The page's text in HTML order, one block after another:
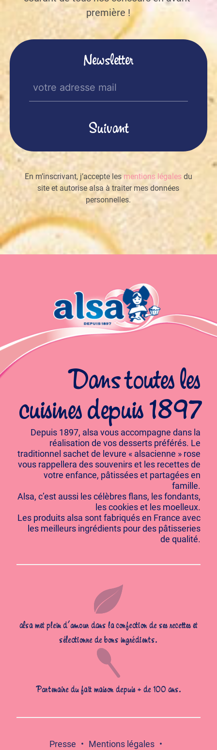
première !
Newsletter
E-
mail
En m’inscrivant, j’accepte lesmentions légalesdu
site et autorise alsa à traiter mes données
personnelles.
alsa met plein d’amour dans la confection de ses recettes et
sélectionne de bons ingrédients.
Partenaire du fait maison depuis + de 100 ans.
Dans toutes les
cuisines depuis 1897
Depuis 1897, alsa vous accompagne dans la
réalisation de vos desserts préférés. Le
traditionnel sachet de levure « alsacienne » rose
vous rappellera des souvenirs et les recettes de
votre enfance, pâtissées et partagées en
famille.
Alsa, c’est aussi les célèbres flans, les fondants,
les cookies et les moelleux.
Les produits alsa sont fabriqués en France avec
les meilleurs ingrédients pour des pâtisseries
de qualité.
Presse Mentions légales